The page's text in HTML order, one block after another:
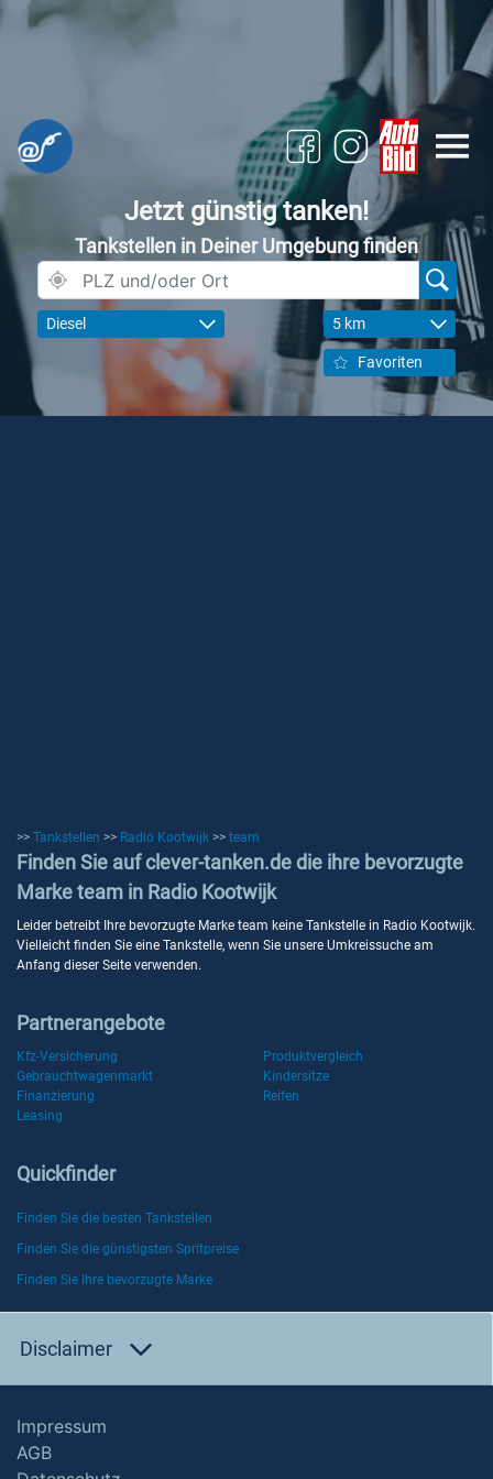
Jetzt günstig tanken!
Tankstellen in Deiner Umgebung finden
Diesel 5 km
Favoriten
>> Tankstellen >> Radio Kootwijk >> team
Finden Sie auf clever-tanken.de die ihre bevorzugte
Marke team in Radio Kootwijk
Leider betreibt Ihre bevorzugte Marke team keine Tankstelle in Radio Kootwijk.
Vielleicht finden Sie eine Tankstelle, wenn Sie unsere Umkreissuche am
Anfang dieser Seite verwenden.
Partnerangebote
Kfz-Versicherung
Produktvergleich
Gebrauchtwagenmarkt
Kindersitze
Finanzierung
Reifen
Leasing
Quickfinder
Finden Sie die besten Tankstellen
Finden Sie die günstigsten Spritpreise
Finden Sie Ihre bevorzugte Marke
Disclaimer
Impressum
AGB